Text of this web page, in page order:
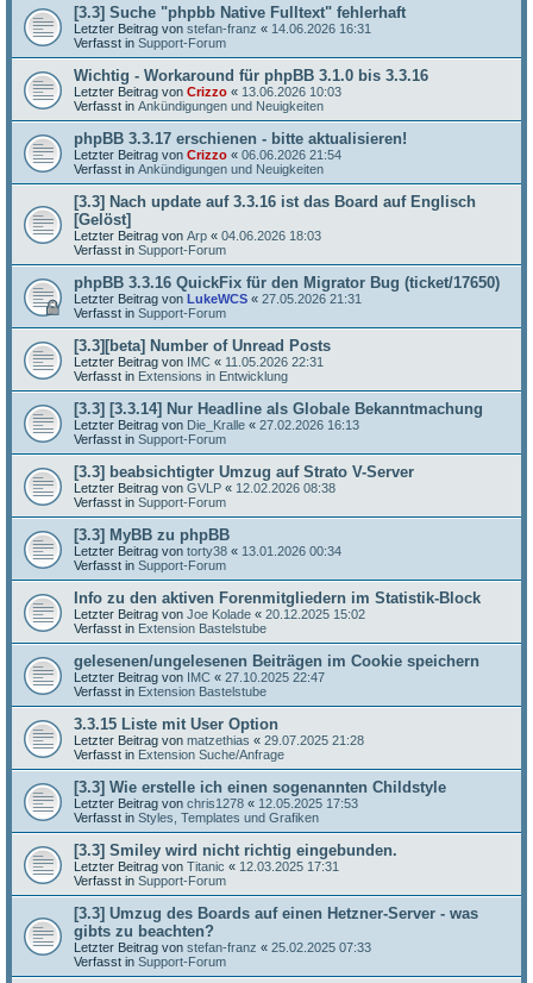
[3.3] Suche "phpbb Native Fulltext" fehlerhaft
Letzter Beitrag von stefan-franz « 14.06.2026 16:31
Verfasst in Support-Forum
Wichtig - Workaround für phpBB 3.1.0 bis 3.3.16
Letzter Beitrag von Crizzo « 13.06.2026 10:03
Verfasst in Ankündigungen und Neuigkeiten
phpBB 3.3.17 erschienen - bitte aktualisieren!
Letzter Beitrag von Crizzo « 06.06.2026 21:54
Verfasst in Ankündigungen und Neuigkeiten
[3.3] Nach update auf 3.3.16 ist das Board auf Englisch
[Gelöst]
Letzter Beitrag von Arp « 04.06.2026 18:03
Verfasst in Support-Forum
phpBB 3.3.16 QuickFix für den Migrator Bug (ticket/17650)
Letzter Beitrag von LukeWCS « 27.05.2026 21:31
Verfasst in Support-Forum
[3.3][beta] Number of Unread Posts
Letzter Beitrag von IMC « 11.05.2026 22:31
Verfasst in Extensions in Entwicklung
[3.3] [3.3.14] Nur Headline als Globale Bekanntmachung
Letzter Beitrag von Die_Kralle « 27.02.2026 16:13
Verfasst in Support-Forum
[3.3] beabsichtigter Umzug auf Strato V-Server
Letzter Beitrag von GVLP « 12.02.2026 08:38
Verfasst in Support-Forum
[3.3] MyBB zu phpBB
Letzter Beitrag von torty38 « 13.01.2026 00:34
Verfasst in Support-Forum
Info zu den aktiven Forenmitgliedern im Statistik-Block
Letzter Beitrag von Joe Kolade « 20.12.2025 15:02
Verfasst in Extension Bastelstube
gelesenen/ungelesenen Beiträgen im Cookie speichern
Letzter Beitrag von IMC « 27.10.2025 22:47
Verfasst in Extension Bastelstube
3.3.15 Liste mit User Option
Letzter Beitrag von matzethias « 29.07.2025 21:28
Verfasst in Extension Suche/Anfrage
[3.3] Wie erstelle ich einen sogenannten Childstyle
Letzter Beitrag von chris1278 « 12.05.2025 17:53
Verfasst in Styles, Templates und Grafiken
[3.3] Smiley wird nicht richtig eingebunden.
Letzter Beitrag von Titanic « 12.03.2025 17:31
Verfasst in Support-Forum
[3.3] Umzug des Boards auf einen Hetzner-Server - was
gibts zu beachten?
Letzter Beitrag von stefan-franz « 25.02.2025 07:33
Verfasst in Support-Forum